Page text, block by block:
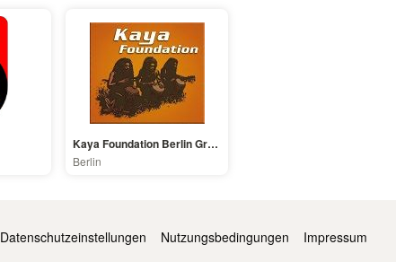
Kaya Foundation Berlin Growshop
Berlin
Datenschutzeinstellungen Nutzungsbedingungen
Impressum